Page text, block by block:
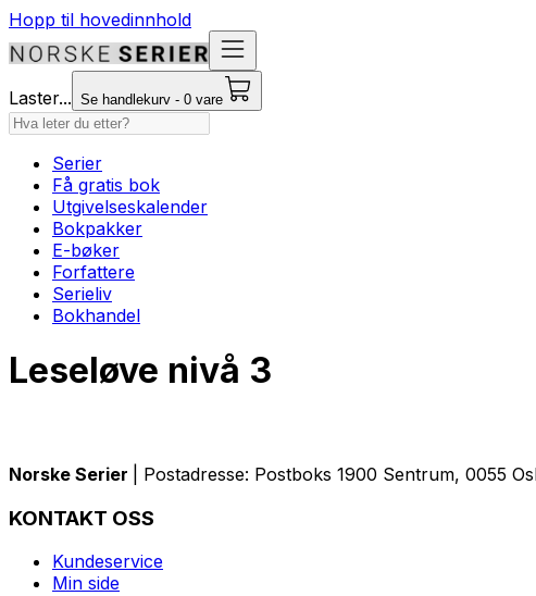
Hopp til hovedinnhold
Laster... Se handlekurv - 0 vare
Serier
Få gratis bok
Utgivelseskalender
Bokpakker
E-bøker
Forfattere
Serieliv
Bokhandel
Leseløve nivå 3
Norske Serier | Postadresse: Postboks 1900 Sentrum, 0055
KONTAKT OSS
Kundeservice
Min side